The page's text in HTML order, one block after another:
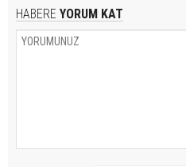
HABERE YORUM KAT